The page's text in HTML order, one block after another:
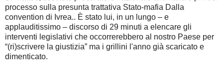
processo sulla presunta trattativa Stato-mafia Dalla
convention di Ivrea.. È stato lui, in un lungo – e
applauditissimo – discorso di 29 minuti a elencare gli
interventi legislativi che occorrerebbero al nostro Paese per
“(ri)scrivere la giustizia” ma i grillini l'anno già scaricato e
dimenticato.